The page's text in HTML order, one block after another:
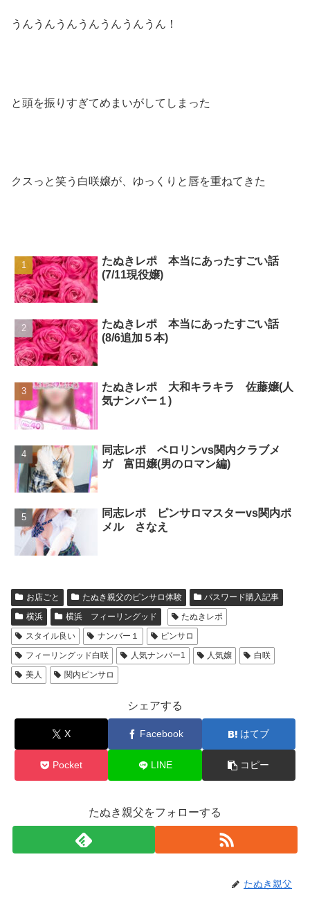
うんうんうんうんうんうんうん！
と頭を振りすぎてめまいがしてしまった
クスっと笑う白咲嬢が、ゆっくりと唇を重ねてきた
たぬきレポ 本当にあったすごい話
(7/11現役嬢)
たぬきレポ 本当にあったすごい話
(8/6追加５本)
たぬきレポ 大和キラキラ 佐藤嬢(人
気ナンバー１)
同志レポ ペロリンvs関内クラブメ
ガ 富田嬢(男のロマン編)
同志レポ ピンサロマスターvs関内ポ
メル さなえ
お店ごと たぬき親父のピンサロ体験
パスワード購入記事
横浜
横浜 フィーリングッド
たぬきレポ
スタイル良い
ナンバー１
ピンサロ
フィーリングッド白咲
人気ナンバー1 人気嬢
白咲
美人
関内ピンサロ
シェアする
X Facebook はてブ
Pocket LINE コピー
たぬき親父をフォローする
たぬき親父